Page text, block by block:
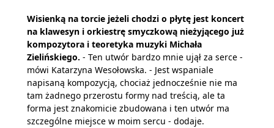
Wisienką na torcie jeżeli chodzi o płytę jest koncert
na klawesyn i orkiestrę smyczkową nieżyjącego już
kompozytora i teoretyka muzyki Michała
Zielińskiego. - Ten utwór bardzo mnie ujął za serce -
mówi Katarzyna Wesołowska. - Jest wspaniale
napisaną kompozycją, chociaż jednocześnie nie ma
tam żadnego przerostu formy nad treścią, ale ta
forma jest znakomicie zbudowana i ten utwór ma
szczególne miejsce w moim sercu - dodaje.